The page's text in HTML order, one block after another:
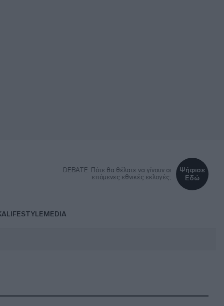
DEBATE: Πότε θα θέλατε να γίνουν οι
επόμενες εθνικές εκλογές;
Ψήφισε
Εδώ
LIFESTYLEMEDIA